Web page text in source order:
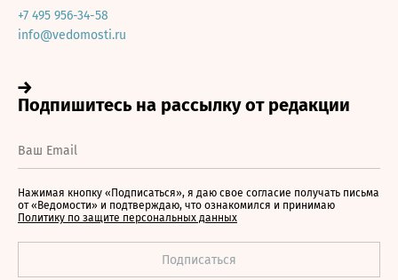
+7 495 956-34-58
info@vedomosti.ru
Нажимая кнопку «Подписаться», я даю свое согласие получать письма
от «Ведомости» и подтверждаю, что ознакомился и принимаю
Политику по защите персональных данных